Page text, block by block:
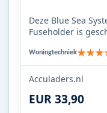
Deze Blue Sea
Fuseholder is
Woningtechniek
Acculaders.nl
EUR 33,90